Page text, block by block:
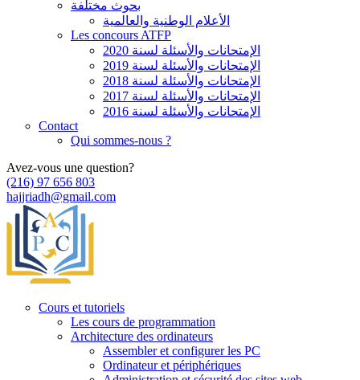
بحوث مختلفة
الأعلام الوطنية والعالمية
Les concours ATFP
الإمتحانات والأسئلة لسنة 2020
الإمتحانات والأسئلة لسنة 2019
الإمتحانات والأسئلة لسنة 2018
الإمتحانات والأسئلة لسنة 2017
الإمتحانات والأسئلة لسنة 2016
Contact
Qui sommes-nous ?
Avez-vous une question?
(216) 97 656 803
hajjriadh@gmail.com
Cours et tutoriels
Les cours de programmation
Architecture des ordinateurs
Assembler et configurer les PC
Ordinateur et périphériques